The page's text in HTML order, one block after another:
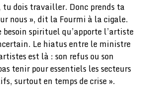
tu dois travailler. Donc prends ta
nous », dit la Fourmi à la cigale.
spirituel qu’apporte l’artiste
Le hiatus entre le ministre
est là : son refus ou son
tenir pour essentiels les secteurs
surtout en temps de crise ».